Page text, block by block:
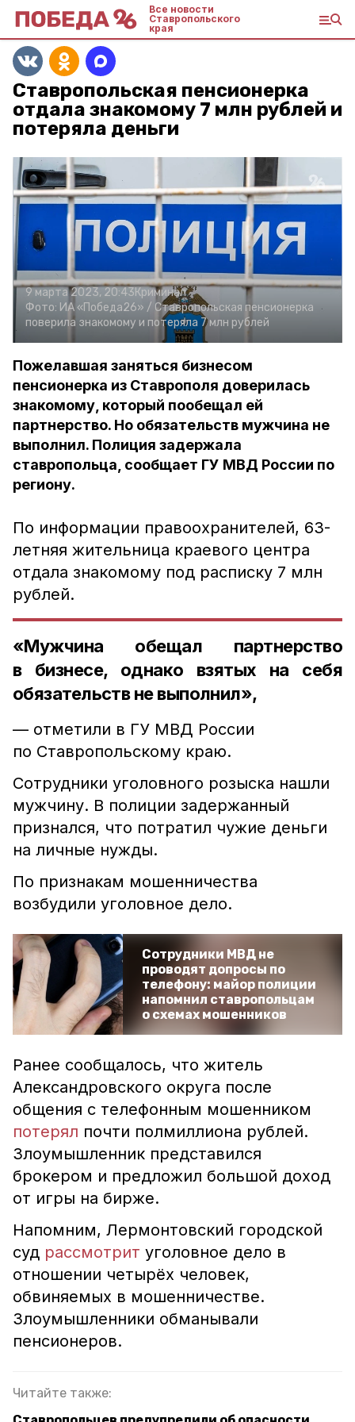
Все новости
Ставропольского
края
Ставропольская пенсионерка
отдала знакомому 7 млн рублей и
потеряла деньги
9 марта 2023, 20:43Криминал
Фото: ИА «Победа26» / Ставропольская пенсионерка
поверила знакомому и потеряла 7 млн рублей
Пожелавшая заняться бизнесом
пенсионерка из Ставрополя доверилась
знакомому, который пообещал ей
партнерство. Но обязательств мужчина не
выполнил. Полиция задержала
ставропольца, сообщает ГУ МВД России по
региону.
По информации правоохранителей, 63-
летняя жительница краевого центра
отдала знакомому под расписку 7 млн
рублей.
«Мужчина обещал партнерство
в бизнесе, однако взятых на себя
обязательств не выполнил»,
— отметили в ГУ МВД России
по Ставропольскому краю.
Сотрудники уголовного розыска нашли
мужчину. В полиции задержанный
признался, что потратил чужие деньги
на личные нужды.
По признакам мошенничества
возбудили уголовное дело.
Сотрудники МВД не
проводят допросы по
телефону: майор полиции
напомнил ставропольцам
о схемах мошенников
Ранее сообщалось, что житель
Александровского округа после
общения с телефонным мошенником
потерял почти полмиллиона рублей.
Злоумышленник представился
брокером и предложил большой доход
от игры на бирже.
Напомним, Лермонтовский городской
суд рассмотрит уголовное дело в
отношении четырёх человек,
обвиняемых в мошенничестве.
Злоумышленники обманывали
пенсионеров.
Читайте также: